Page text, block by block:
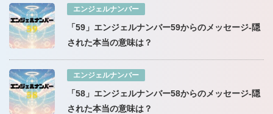
エンジェルナンバー
「59」エンジェルナンバー59からのメッセージ-隠
された本当の意味は？
エンジェルナンバー
「58」エンジェルナンバー58からのメッセージ-隠
された本当の意味は？